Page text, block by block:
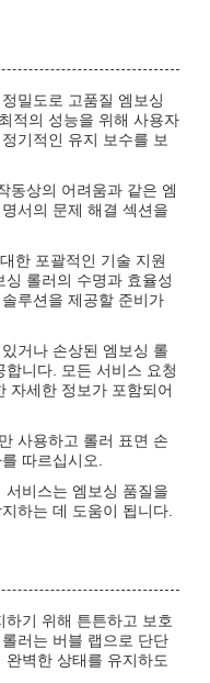
밀도로 고품질 엠보싱
적의 성능을 위해 사용자
기적인 유지 보수를 보
동상의 어려움과 같은 엠
서의 문제 해결 섹션을
한 포괄적인 기술 지원
롤러의 수명과 효율성
루션을 제공할 준비가
거나 손상된 엠보싱 롤
니다. 모든 서비스 요청
자세한 정보가 포함되어
사용하고 롤러 표면 손
따르십시오.
비스는 엠보싱 품질을
하는 데 도움이 됩니다.
기 위해 튼튼하고 보호
러는 버블 랩으로 단단
벽한 상태를 유지하도